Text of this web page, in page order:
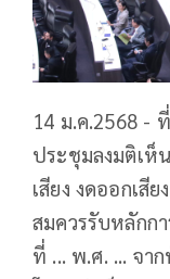
14 ม.ค.2568 -
ประชุมลงมติเห็
เสียง งดออกเสี
สมควรรับหลักก
ที่ ... พ.ศ. ... จา